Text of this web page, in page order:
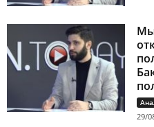
Мы
29/